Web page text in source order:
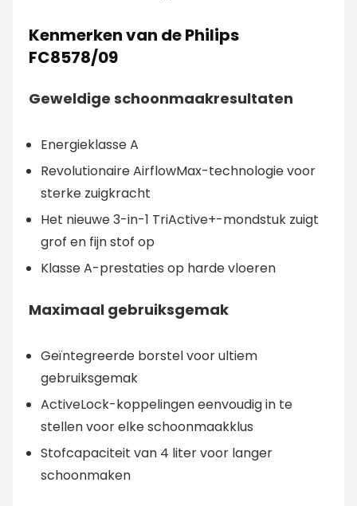
Kenmerken van de Philips
FC8578/09
Geweldige schoonmaakresultaten
Energieklasse A
Revolutionaire AirflowMax-technologie voor
sterke zuigkracht
Het nieuwe 3-in-1 TriActive+-mondstuk zuigt
grof en fijn stof op
Klasse A-prestaties op harde vloeren
Maximaal gebruiksgemak
Geïntegreerde borstel voor ultiem
gebruiksgemak
ActiveLock-koppelingen eenvoudig in te
stellen voor elke schoonmaakklus
Stofcapaciteit van 4 liter voor langer
schoonmaken